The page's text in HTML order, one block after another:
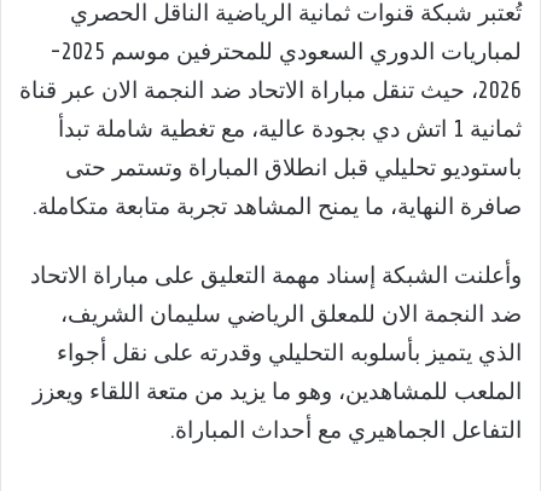
تُعتبر شبكة قنوات ثمانية الرياضية الناقل الحصري
لمباريات الدوري السعودي للمحترفين موسم 2025-
2026، حيث تنقل مباراة الاتحاد ضد النجمة الان عبر قناة
ثمانية 1 اتش دي بجودة عالية، مع تغطية شاملة تبدأ
باستوديو تحليلي قبل انطلاق المباراة وتستمر حتى
صافرة النهاية، ما يمنح المشاهد تجربة متابعة متكاملة.
وأعلنت الشبكة إسناد مهمة التعليق على مباراة الاتحاد
ضد النجمة الان للمعلق الرياضي سليمان الشريف،
الذي يتميز بأسلوبه التحليلي وقدرته على نقل أجواء
الملعب للمشاهدين، وهو ما يزيد من متعة اللقاء ويعزز
التفاعل الجماهيري مع أحداث المباراة.